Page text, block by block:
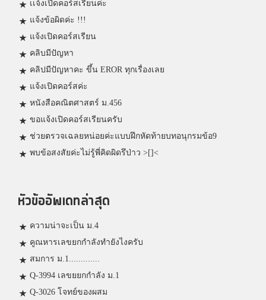
เเจ้งเปิดคอร์สเรียนค่ะ
แจ้งข้อผิดค่ะ !!!
แจ้งเปิดคอร์สเรียน
คลิบมีปัญหา
คลิปมีปัญหาคะ ขึ้น EROR ทุกเรื่องเลย
แจ้งเปิดคอร์สค่ะ
หนังสือคณิตศาสตร์ ม.456
ขอแจ้งเปิดคอร์สเรียนครับ
ช่วยตรวจเฉลยหน่อยค่ะแบบฝึกหัดท้ายบทอนุกรมข้อ9
พบข้อสงสัยค่ะไม่รู้พี่คิดผิดรึป่าว >[]<
หัวข้ออัพเดทล่าสุด
ความน่าจะเป็น ม.4
คูณหารเลขยกกำลังทำยังไงครับ
สมการ ม.1.............
Q-3994 เลขยยกกำลัง ม.1
Q-3026 โจทย์ของผสม